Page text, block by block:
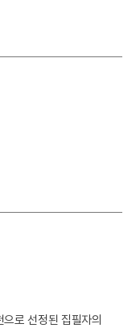
로 선정된 집필자의